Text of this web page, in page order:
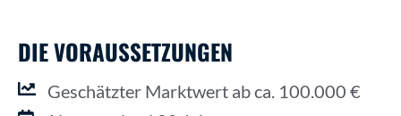
DIE VORAUSSETZUNGEN
Geschätzter Marktwert ab ca. 100.000 €